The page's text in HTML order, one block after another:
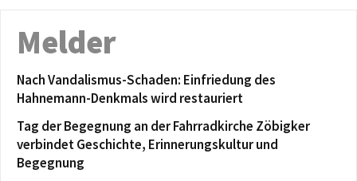
Melder
Nach Vandalismus-Schaden: Einfriedung des
Hahnemann-Denkmals wird restauriert
Tag der Begegnung an der Fahrradkirche Zöbigker
verbindet Geschichte, Erinnerungskultur und
Begegnung